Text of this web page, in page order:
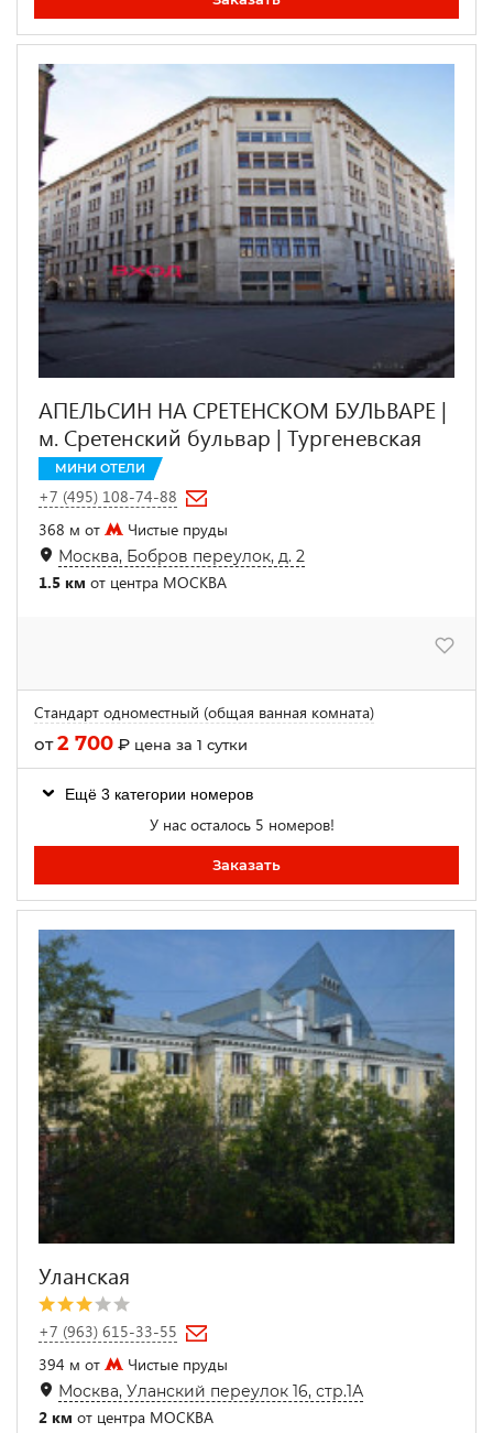
АПЕЛЬСИН НА СРЕТЕНСКОМ БУЛЬВАРЕ |
м. Сретенский бульвар | Тургеневская
МИНИ ОТЕЛИ
+7 (495) 108-74-88
368 м от
Чистые пруды
Москва, Бобров переулок, д. 2
1.5 км от центра МОСКВА
Стандарт одноместный (общая ванная комната)
от2 700 ₽ цена за 1 сутки
Ещё 3 категории номеров
У нас осталось 5 номеров!
Заказать
Уланская
+7 (963) 615-33-55
394 м от
Чистые пруды
Москва, Уланский переулок 16, стр.1А
2 км от центра МОСКВА